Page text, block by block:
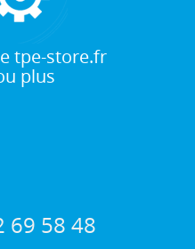
tpe-store.fr
plus
69 58 48